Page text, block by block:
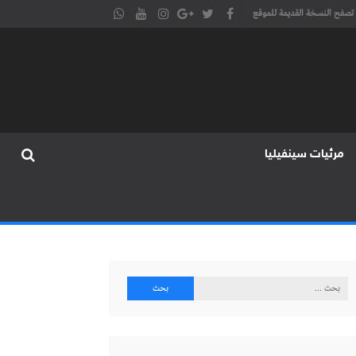
تصفح النسخة القديمة للموقع
مرئيات سينفيليا
البحث